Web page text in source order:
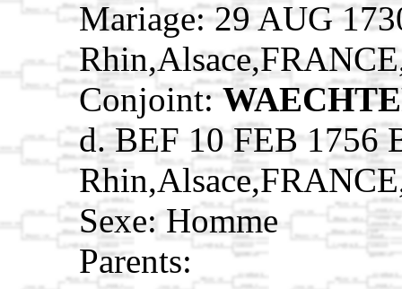
Mariage: 29 AUG
Conjoint:
d. BEF 10 FEB 1756
Sexe: Homme
Parents: